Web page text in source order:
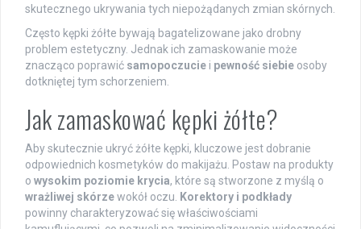
skutecznego ukrywania tych niepożądanych zmian skórnych.
Często kępki żółte bywają bagatelizowane jako drobny
problem estetyczny. Jednak ich zamaskowanie może
znacząco poprawić samopoczucie i pewność siebie osoby
dotkniętej tym schorzeniem.
Jak zamaskować kępki żółte?
Aby skutecznie ukryć żółte kępki, kluczowe jest dobranie
odpowiednich kosmetyków do makijażu. Postaw na produkty
o wysokim poziomie krycia, które są stworzone z myślą o
wrażliwej skórzewokół oczu. Korektory i podkłady
powinny charakteryzować się właściwościami